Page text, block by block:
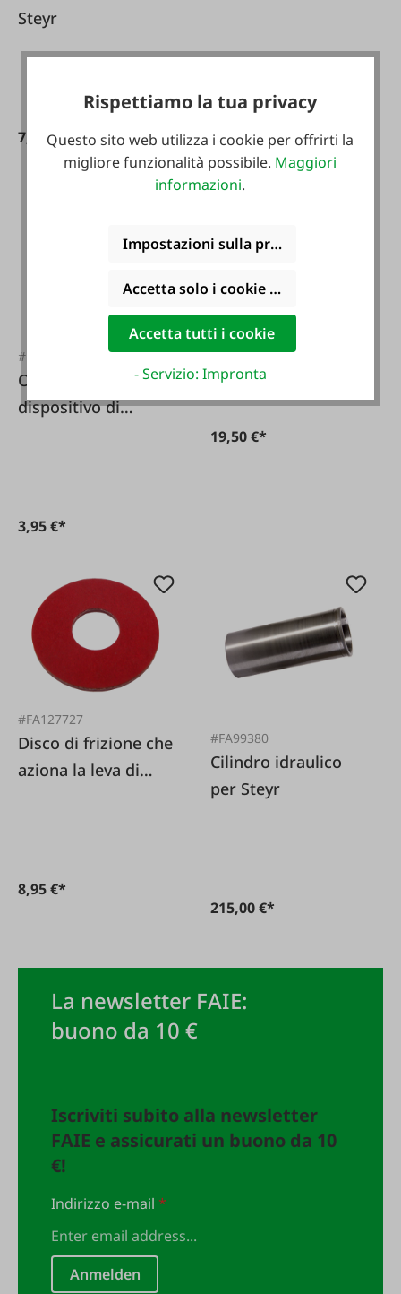
Steyr
7,99 €* 69,95 €*
#FA115493
O-ring per
dispositivo di
3,95 €*
Tubo di aspirazione
idraulico Steyr serie
900/9000
19,50 €*
#FA127727
Disco di frizione che
aziona la leva di
8,95 €*
#FA99380
Cilindro idraulico
per Steyr
215,00 €*
La newsletter FAIE:
buono da 10 €
Iscriviti subito alla newsletter
FAIE e assicurati un buono da 10
€!
Indirizzo e-mail*
Anmelden
Rispettiamo la tua privacy
Questo sito web utilizza i cookie per offrirti la
migliore funzionalità possibile. Maggiori
informazioni.
Impostazioni sulla privacy
Accetta solo i cookie funzionali
Accetta tutti i cookie
- Servizio: Impronta